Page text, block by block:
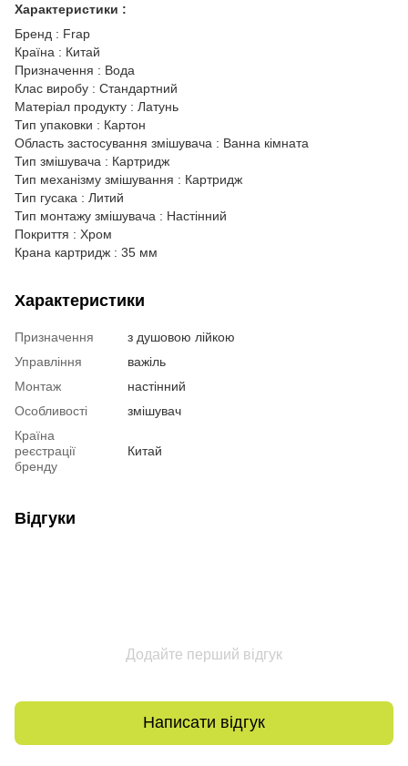
Характеристики :
Бренд : Frap
Країна : Китай
Призначення : Вода
Клас виробу : Стандартний
Матеріал продукту : Латунь
Тип упаковки : Картон
Область застосування змішувача : Ванна кімната
Тип змішувача : Картридж
Тип механізму змішування : Картридж
Тип гусака : Литий
Тип монтажу змішувача : Настінний
Покриття : Хром
Крана картридж : 35 мм
Характеристики
Призначення
з душовою лійкою
Управління
важіль
Монтаж
настінний
Особливості
змішувач
Країна
реєстрації
бренду
Китай
Відгуки
Додайте перший відгук
Написати відгук